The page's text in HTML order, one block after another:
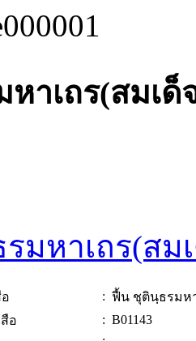
000001
าเถร(สมเ
มหาเถร(สม
: ฟื้น ชุตินฺธรมห
อ
: B01143